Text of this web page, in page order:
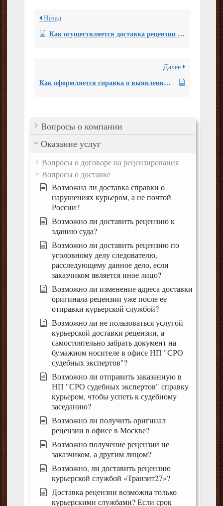
Вопросы о компании
Оказание услуг
Вопросы о договоре на рецензирования
Вопросы о доставке
Возможна ли доставка справки о
нарушениях курьером, а не почтой
России?
Возможно ли доставить рецензию к
зданию суда?
Возможно ли доставить рецензию по
уголовному делу следователю,
расследующему данное дело, если
заказчиком является иное лицо?
Возможно ли изменение адреса доставки
оригинала рецензии уже после ее
отправки курьерской службой?
Возможно ли не пользоваться услугой
курьерской доставки рецензии, а
самостоятельно забрать документ на
бумажном носителе в офисе НП "СРО
судебных экспертов"?
Возможно ли отправить заказанную в
НП "СРО судебных экспертов" справку
курьером, чтобы успеть к судебному
заседанию?
Возможно ли получить оригинал
рецензии в офисе в Москве?
Возможно получение рецензии не
заказчиком, а другим лицом?
Возможно, ли доставить рецензию
курьерской службой «Транзит27»?
Доставка рецензии возможна только
курьерскими службами? Если срок
Назад
Как осуществляется доставка рецензии и кто ее оплачивает?
Далее
Как оформляется справка о выявленных нарушениях?